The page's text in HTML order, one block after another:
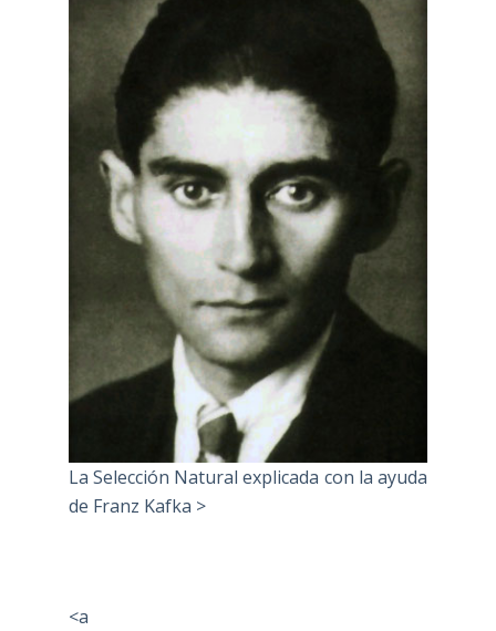
La Selección Natural explicada con la ayuda
de Franz Kafka >
<a